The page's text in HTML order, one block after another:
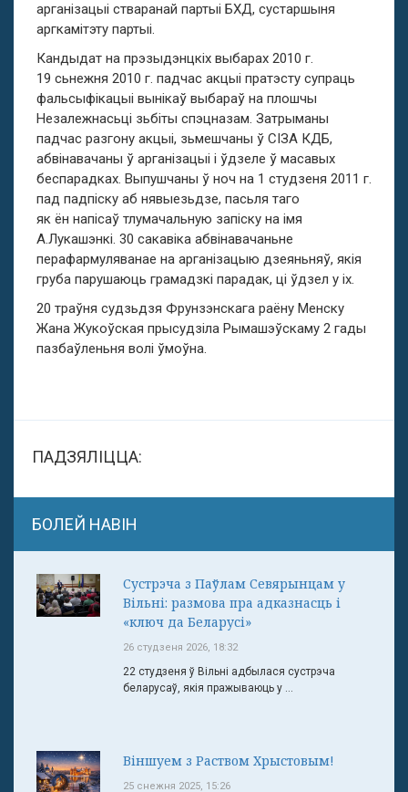
арганізацыі стваранай партыі БХД, сустаршыня
аргкамітэту партыі.
Кандыдат на прэзыдэнцкіх выбарах 2010 г.
19 сьнежня 2010 г. падчас акцыі пратэсту супраць
фальсыфікацыі вынікаў выбараў на плошчы
Незалежнасьці зьбіты спэцназам. Затрыманы
падчас разгону акцыі, зьмешчаны ў СІЗА КДБ,
абвінавачаны ў арганізацыі і ўдзеле ў масавых
беспарадках. Выпушчаны ў ноч на 1 студзеня 2011 г.
пад падпіску аб нявыезьдзе, пасьля таго
як ён напісаў тлумачальную запіску на імя
А.Лукашэнкі. 30 сакавіка абвінавачаньне
перафармуляванае на арганізацыю дзеяньняў, якія
груба парушаюць грамадзкі парадак, ці ўдзел у іх.
20 траўня судзьдзя Фрунзэнскага раёну Менску
Жана Жукоўская прысудзіла Рымашэўскаму 2 гады
пазбаўленьня волі ўмоўна.
ПАДЗЯЛІЦЦА:
БОЛЕЙ НАВІН
Сустрэча з Паўлам Севярынцам у
Вільні: размова пра адказнасць і
«ключ да Беларусі»
26 студзеня 2026, 18:32
22 студзеня ў Вільні адбылася сустрэча
беларусаў, якія пражываюць у ...
Віншуем з Раством Хрыстовым!
25 снежня 2025, 15:26